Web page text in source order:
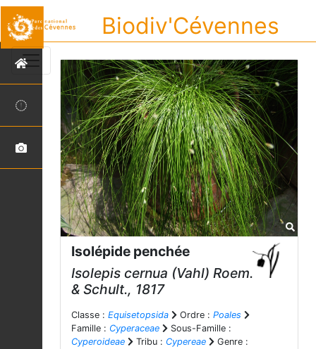
Biodiv'Cévennes
Isolépide penchée
Isolepis cernua (Vahl) Roem.
& Schult., 1817
Classe : Equisetopsida Ordre : Poales
Famille : Cyperaceae
Sous-Famille :
Cyperoideae
Tribu : Cypereae
Genre :